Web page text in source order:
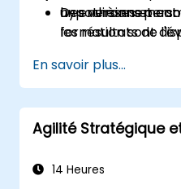
hypothèses et
les résultats de
un
Des versions
formation sont
En savoir plus...
Agilité Stratégique
14 Heures